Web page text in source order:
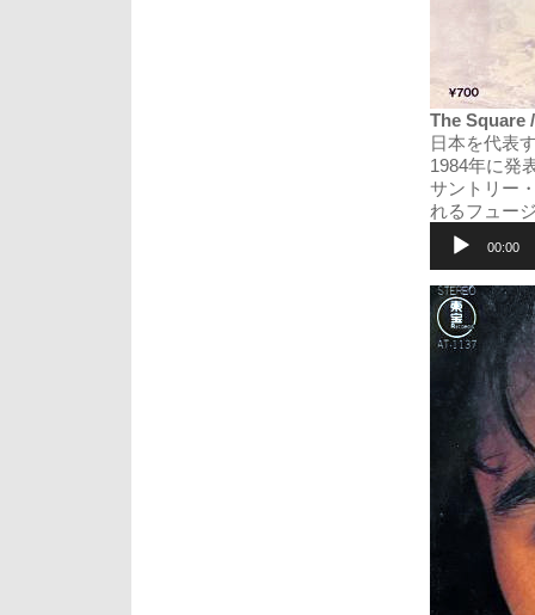
The Square
日本を代表
1984年に発
サントリー
れるフュー
プ
レ
ー
ヤ
ー
00:00